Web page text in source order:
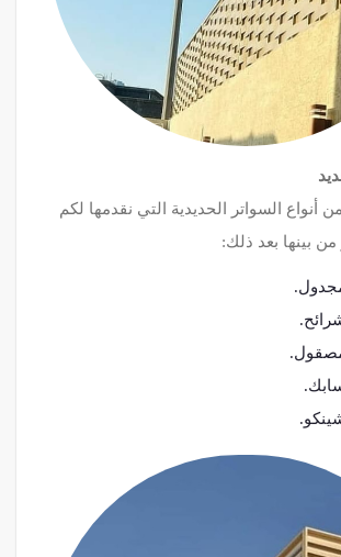
السواتر الحديدية التي نقدمها لكم
من بينها بعد ذلك: